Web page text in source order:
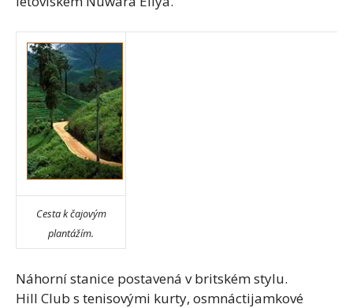
Cesta k čajovým
plantážím.
Náhorní stanice postavená v britském stylu.
Hill Club s tenisovými kurty, osmnáctijamkové